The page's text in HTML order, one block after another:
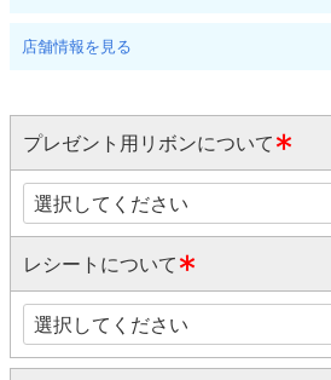
店舗情報を見る
プレゼント用リボンについて
(
須
レシートについて
(
必
須